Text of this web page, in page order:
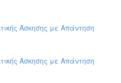
Άσκησης με Απάντηση
Άσκησης με Απάντηση